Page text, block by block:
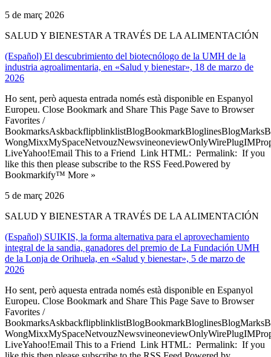
5 de març 2026
SALUD Y BIENESTAR A TRAVÉS DE LA ALIMENTACIÓN
(Español) El descubrimiento del biotecnólogo de la UMH de la
industria agroalimentaria, en «Salud y bienestar», 18 de marzo de
2026
Ho sent, però aquesta entrada només està disponible en Espanyol
Europeu. Close Bookmark and Share This Page Save to Browser
Favorites /
LiveYahoo!Email This to a Friend Link HTML: Permalink: If you
like this then please subscribe to the RSS Feed.Powered by
Bookmarkify™ More »
5 de març 2026
SALUD Y BIENESTAR A TRAVÉS DE LA ALIMENTACIÓN
(Español) SUIKIS, la forma alternativa para el aprovechamiento
integral de la sandia, ganadores del premio de La Fundación UMH
de la Lonja de Orihuela, en «Salud y bienestar», 5 de marzo de
2026
Ho sent, però aquesta entrada només està disponible en Espanyol
Europeu. Close Bookmark and Share This Page Save to Browser
Favorites /
LiveYahoo!Email This to a Friend Link HTML: Permalink: If you